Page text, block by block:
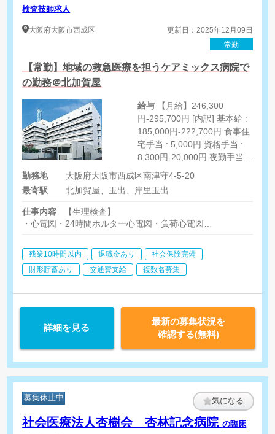
検査技師求人
大阪府大阪市西成区
更新日：2025年12月09日
常勤
【常勤】地域の救急医療を担うケアミックス病院で
の勤務＠北加賀屋
給与
円-295,700円 [内訳] 基本給 :
185,000円-222,700円 食事住
宅手当 : 5,000円 資格手当 :
8,300円-20,000円 夜勤手当 :
12,000円/回（月に4回程度）
[その他手当] 通勤手当:30,000
円/月上限
勤務地
大阪府大阪市西成区南津守4-5-20
最寄駅
北加賀屋、玉出、岸里玉出
仕事内容
【生理検査】
・心電図・24時間ホルター心電図・負荷心電図
・肺機能検査・脳波検査・PWV/ABI（動脈硬化）検査 ・視力検
【検体検査】
【内視鏡】
・胃カメラ検査（経鼻も可） ・大腸ファイバー検査 ・胃ろ
残業10時間以内 退職金あり
社会保険完備
財形貯蓄あり
交通費支給 複数名募集
詳細を見る
最新の募集状況を
確認する(無料)
募集休止中 気になる
社会医療法人杏樹会 杏林記念病院の臨床